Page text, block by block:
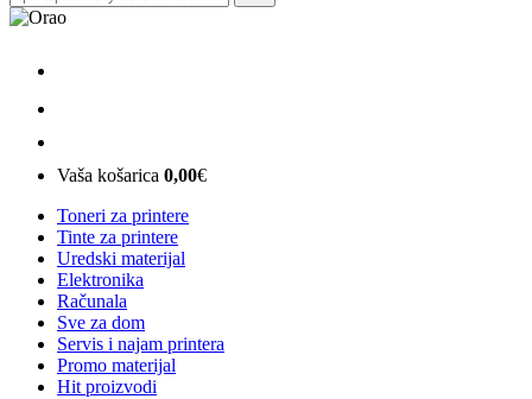
Vaša košarica 0,00€
Toneri za printere
Tinte za printere
Uredski materijal
Elektronika
Računala
Sve za dom
Servis i najam printera
Promo materijal
Hit proizvodi